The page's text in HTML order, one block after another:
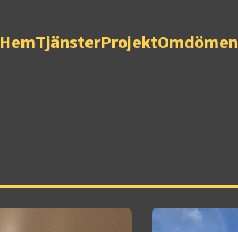
HemTjänsterProjektOmdömen